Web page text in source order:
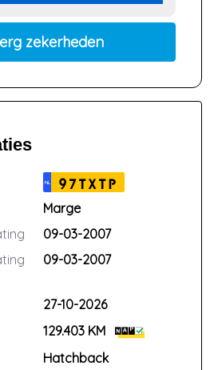
zekerheden
NL
97TXTP
Marge
09-03-2007
09-03-2007
27-10-2026
129.403 KM
Hatchback